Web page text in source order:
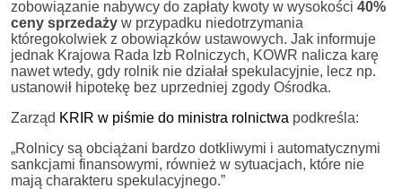
zobowiązanie nabywcy do zapłaty kwoty w wysokości 40%
ceny sprzedaży w przypadku niedotrzymania
któregokolwiek z obowiązków ustawowych. Jak informuje
jednak Krajowa Rada Izb Rolniczych, KOWR nalicza karę
nawet wtedy, gdy rolnik nie działał spekulacyjnie, lecz np.
ustanowił hipotekę bez uprzedniej zgody Ośrodka.
Zarząd KRIR w piśmie do ministra rolnictwa podkreśla:
„Rolnicy są obciążani bardzo dotkliwymi i automatycznymi
sankcjami finansowymi, również w sytuacjach, które nie
mają charakteru spekulacyjnego.”